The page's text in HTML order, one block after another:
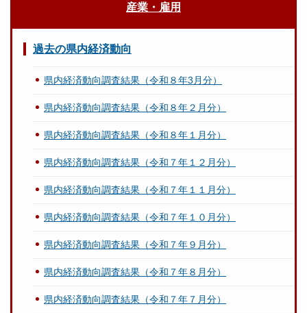
産業・雇用
過去の県内経済動向
県内経済動向調査結果（令和８年3月分）
県内経済動向調査結果（令和８年２月分）
県内経済動向調査結果（令和８年１月分）
県内経済動向調査結果（令和７年１２月分）
県内経済動向調査結果（令和７年１１月分）
県内経済動向調査結果（令和７年１０月分）
県内経済動向調査結果（令和７年９月分）
県内経済動向調査結果（令和７年８月分）
県内経済動向調査結果（令和７年７月分）